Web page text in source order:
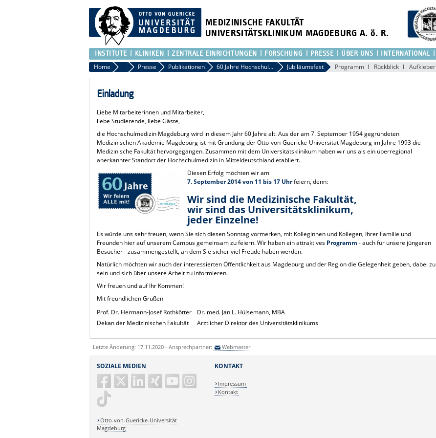
MEDIZINISCHE FAKULTÄT
UNIVERSITÄTSKLINIKUM MAGDEBURG A. ö. R.
INSTITUTE KLINIKEN ZENTRALE EINRICHTUNGEN FORSCHUNG PRESSE ÜBER UNS INTERNATIONAL
Home PressePresse Publikationen 60 Jahre Hochschulmedizin Magdeburg Jubiläumsfest Programm Rückblick Aufkleber
Einladung
Liebe Mitarbeiterinnen und Mitarbeiter,
liebe Studierende, liebe Gäste,
die Hochschulmedizin Magdeburg wird in diesem Jahr 60 Jahre alt: Aus der am 7. September 1954 gegründeten
Medizinischen Akademie Magdeburg ist mit Gründung der Otto-von-Guericke-Universität Magdeburg im Jahre 1993 die
Medizinische Fakultät hervorgegangen. Zusammen mit dem Universitätsklinikum haben wir uns als ein überregional
anerkannter Standort der Hochschulmedizin in Mitteldeutschland etabliert.
Diesen Erfolg möchten wir am
7. September 2014 von 11 bis 17 Uhrfeiern, denn:
Wir sind die Medizinische Fakultät,
wir sind das Universitätsklinikum,
jeder Einzelne!
Es würde uns sehr freuen, wenn Sie sich diesen Sonntag vormerken, mit Kolleginnen und Kollegen, Ihrer Familie und
Freunden hier auf unserem Campus gemeinsam zu feiern. Wir haben ein attraktives Programm - auch für unsere jüngeren
Besucher - zusammengestellt, an dem Sie sicher viel Freude haben werden.
Natürlich möchten wir auch der interessierten Öffentlichkeit aus Magdeburg und der Region die Gelegenheit geben, dabei zu
sein und sich über unsere Arbeit zu informieren.
Wir freuen und auf Ihr Kommen!
Mit freundlichen Grüßen
Prof. Dr. Hermann-Josef Rothkötter
Dr. med. Jan L. Hülsemann, MBA
Dekan der Medizinischen Fakultät
Ärztlicher Direktor des Universitätsklinikums
Letzte Änderung: 17.11.2020 - Ansprechpartner: Webmaster
SOZIALE MEDIEN
Otto-von-Guericke-Universität
Magdeburg
KONTAKT
Impressum
Kontakt